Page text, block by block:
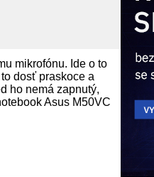
mikrofónu. Ide o to
dosť praskoce a
ho nemá zapnutý,
Asus M50VC